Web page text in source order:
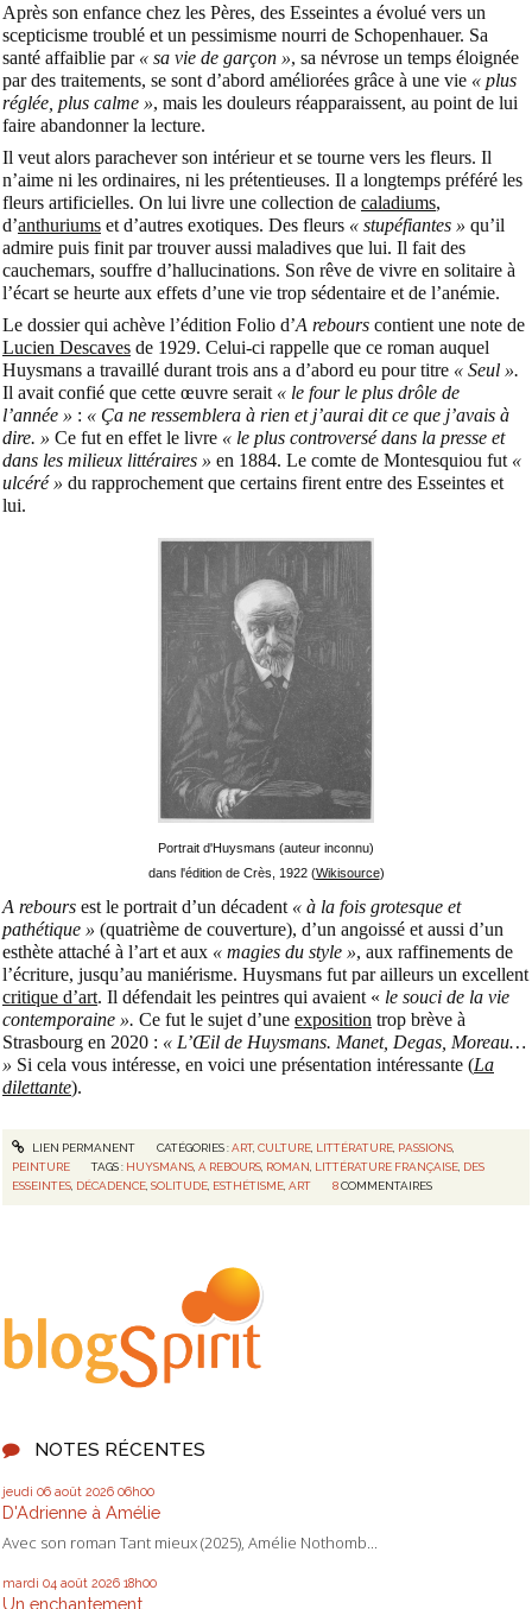
NOTES RÉCENTES
jeudi 06 août 2026 06h00
D'Adrienne à Amélie
Avec son roman Tant mieux (2025), Amélie Nothomb...
mardi 04 août 2026 18h00
Un enchantement
Après son enfance chez les Pères, des Esseintes a évolué vers un
scepticisme troublé et un pessimisme nourri de Schopenhauer. Sa
santé affaiblie par « sa vie de garçon », sa névrose un temps éloignée
par des traitements, se sont d’abord améliorées grâce à une vie « plus
réglée, plus calme », mais les douleurs réapparaissent, au point de lui
faire abandonner la lecture.
Il veut alors parachever son intérieur et se tourne vers les fleurs. Il
n’aime ni les ordinaires, ni les prétentieuses. Il a longtemps préféré les
fleurs artificielles. On lui livre une collection de caladiums,
d’anthuriums et d’autres exotiques. Des fleurs « stupéfiantes » qu’il
admire puis finit par trouver aussi maladives que lui. Il fait des
cauchemars, souffre d’hallucinations. Son rêve de vivre en solitaire à
l’écart se heurte aux effets d’une vie trop sédentaire et de l’anémie.
Le dossier qui achève l’édition Folio d’A rebours contient une note de
Lucien Descaves de 1929. Celui-ci rappelle que ce roman auquel
Huysmans a travaillé durant trois ans a d’abord eu pour titre « Seul ».
Il avait confié que cette œuvre serait « le four le plus drôle de
l’année » : « Ça ne ressemblera à rien et j’aurai dit ce que j’avais à
dire. » Ce fut en effet le livre « le plus controversé dans la presse et
dans les milieux littéraires » en 1884. Le comte de Montesquiou fut «
ulcéré » du rapprochement que certains firent entre des Esseintes et
lui.
Portrait d'Huysmans (auteur inconnu)
dans l'édition de Crès, 1922 (Wikisource)
A rebours est le portrait d’un décadent « à la fois grotesque et
pathétique » (quatrième de couverture), d’un angoissé et aussi d’un
esthète attaché à l’art et aux « magies du style », aux raffinements de
l’écriture, jusqu’au maniérisme. Huysmans fut par ailleurs un excellent
critique d’art. Il défendait les peintres qui avaient « le souci de la vie
contemporaine ». Ce fut le sujet d’une exposition trop brève à
Strasbourg en 2020 : « L’Œil de Huysmans. Manet, Degas, Moreau…
» Si cela vous intéresse, en voici une présentation intéressante (La
dilettante).
LIEN PERMANENT CATÉGORIES :ART, CULTURE, LITTÉRATURE, PASSIONS,
PEINTURE
TAGS : HUYSMANS ,A REBOURS ROMAN LITTÉRATURE FRANÇAISE DES
ESSEINTES DÉCADENCE ,SOLITUDE ESTHÉTISME ,ART 8 COMMENTAIRES